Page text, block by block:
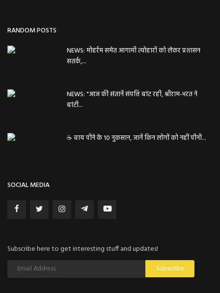
RANDOM POSTS
NEWS: मोहर्रम समेत आगामी त्योहारों को लेकर प्रशासन
सतर्क,...
NEWS: "आज की संतानें संपत्ति बांट रही, श्रीराम-भरत ने
बांटी...
☕️ चाय पीने के 10 नुकसान, जानें किन लोगों को नहीं पीनी...
SOCIAL MEDIA
Subscribe here to get interesting stuff and updates!
Subscribe